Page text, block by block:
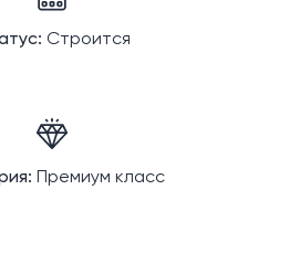
Строится
Премиум класс